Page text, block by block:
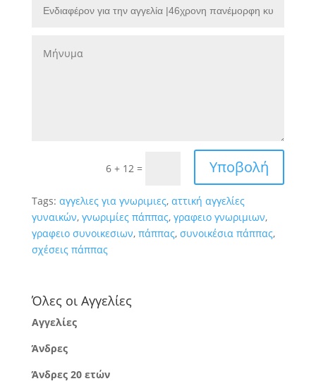
6 + 12 = Υποβολή
Tags: αγγελιες για γνωριμιες, αττική αγγελίες
γυναικών, γνωριμίες πάππας, γραφειο γνωριμιων,
γραφειο συνοικεσιων, πάππας, συνοικέσια πάππας,
σχέσεις πάππας
Όλες οι Αγγελίες
Αγγελίες
Άνδρες
Άνδρες 20 ετών